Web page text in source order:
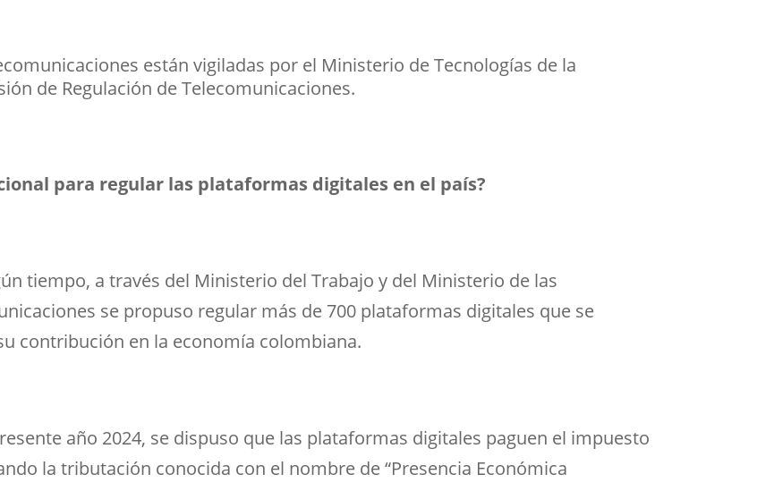
están vigiladas por el Ministerio de Tecnologías de la
de Regulación de Telecomunicaciones.
para regular las plataformas digitales en el país?
tiempo, a través del Ministerio del Trabajo y del Ministerio de las
se propuso regular más de 700 plataformas digitales que se
contribución en la economía colombiana.
año 2024, se dispuso que las plataformas digitales paguen el impuesto
la tributación conocida con el nombre de “Presencia Económica